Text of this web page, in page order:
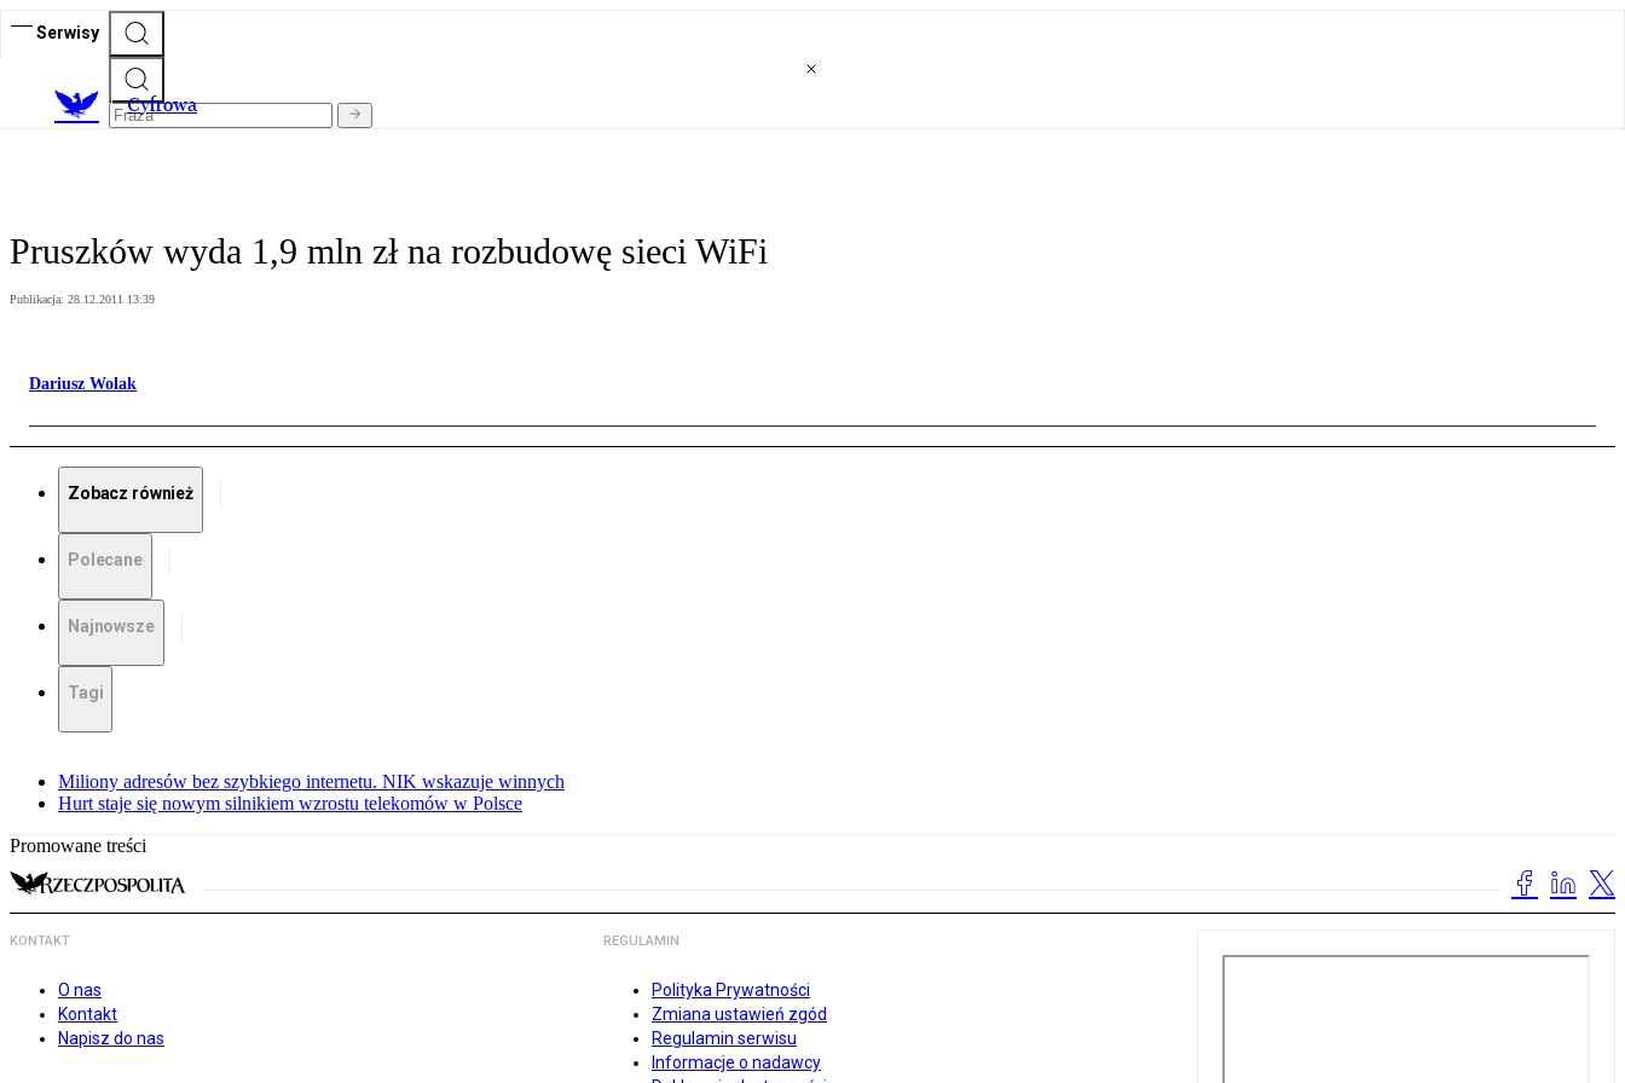
Serwisy
Cyfrowa
Pruszków wyda 1,9 mln zł na rozbudowę sieci WiFi
Publikacja: 28.12.2011 13:39
Dariusz Wolak
Zobacz również
Polecane
Najnowsze
Tagi
Miliony adresów bez szybkiego internetu. NIK wskazuje winnych
Hurt staje się nowym silnikiem wzrostu telekomów w Polsce
Promowane treści
KONTAKT
O nas
Kontakt
Napisz do nas
REGULAMIN
Polityka Prywatności
Zmiana ustawień zgód
Regulamin serwisu
Informacje o nadawcy